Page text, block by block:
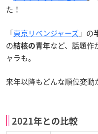
た！
「東京リベンジャーズ 」の
の結核の青年など、話題作
ャラも。
来年以降もどんな順位変動
2021年との比較